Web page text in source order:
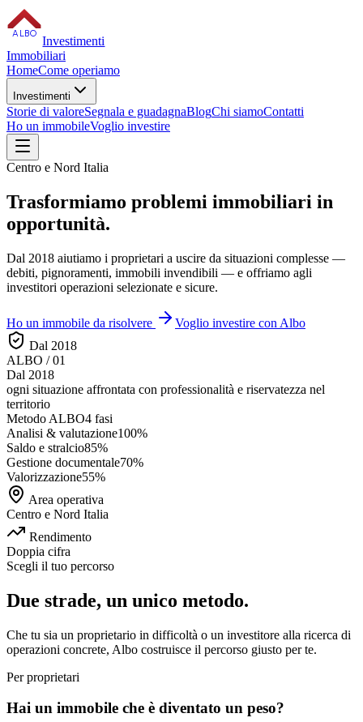
ALBO
Investimenti
Immobiliari
HomeCome operiamo
Investimenti
Storie di valoreSegnala e guadagnaBlogChi siamoContatti
Ho un immobileVoglio investire
Centro e Nord Italia
Trasformiamo problemi immobiliari in
opportunità.
Dal 2018 aiutiamo i proprietari a uscire da situazioni complesse —
debiti, pignoramenti, immobili invendibili — e offriamo agli
investitori operazioni selezionate e sicure.
Ho un immobile da risolvere
Voglio investire con Albo
Dal 2018
ALBO / 01
Dal 2018
ogni situazione affrontata con professionalità e riservatezza nel
territorio
Metodo ALBO4 fasi
Analisi & valutazione100%
Saldo e stralcio85%
Gestione documentale70%
Valorizzazione55%
Area operativa
Centro e Nord Italia
Rendimento
Doppia cifra
Scegli il tuo percorso
Due strade, un unico metodo.
Che tu sia un proprietario in difficoltà o un investitore alla ricerca di
operazioni concrete, Albo costruisce il percorso giusto per te.
Per proprietari
Hai un immobile che è diventato un peso?